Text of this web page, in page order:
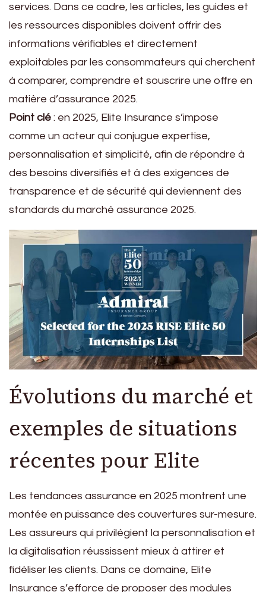
services. Dans ce cadre, les articles, les guides et
les ressources disponibles doivent offrir des
informations vérifiables et directement
exploitables par les consommateurs qui cherchent
à comparer, comprendre et souscrire une offre en
matière d’assurance 2025.
Point clé : en 2025, Elite Insurance s’impose
comme un acteur qui conjugue expertise,
personnalisation et simplicité, afin de répondre à
des besoins diversifiés et à des exigences de
transparence et de sécurité qui deviennent des
standards du marché assurance 2025.
Évolutions du marché et
exemples de situations
récentes pour Elite
Les tendances assurance en 2025 montrent une
montée en puissance des couvertures sur-mesure.
Les assureurs qui privilégient la personnalisation et
la digitalisation réussissent mieux à attirer et
fidéliser les clients. Dans ce domaine, Elite
Insurance s’efforce de proposer des modules